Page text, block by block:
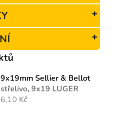
9x19mm Sellier & Bellot
střelivo, 9x19 LUGER
6,10 Kč